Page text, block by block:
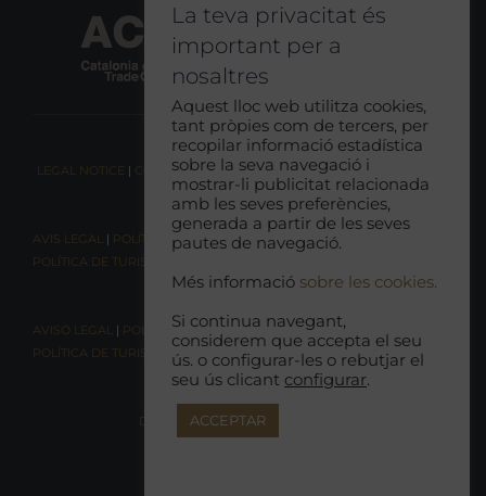
LEGAL NOTICE | COOKIE CONSENT|RESPONSIBLE TOURISM POLICY
AVIS LEGAL | POLÍTICA DE COOKIES| POLÍTICA DE PRIVACITAT
POLÍTICA DE TURISME RESPONSABLE
AVISO LEGAL | POLÍTICA DE COOKIES | POLÍTICA DE PRIVACIDAD
POLÍTICA DE TURISMO RESPONSABLE
DECLARACIÓN DE ACCESIBILIDAD
La teva privacitat és
important per a
nosaltres
Aquest lloc web utilitza cookies,
tant pròpies com de tercers, per
recopilar informació estadística
sobre la seva navegació i
mostrar-li publicitat relacionada
amb les seves preferències,
generada a partir de les seves
pautes de navegació.
Més informació sobre les cookies.
Si continua navegant,
considerem que accepta el seu
ús. o configurar-les o rebutjar el
seu ús clicant configurar.
ACCEPTAR